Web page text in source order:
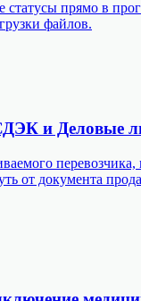
статусы прямо в
файлов.
и Деловые
перевозчика,
от документа